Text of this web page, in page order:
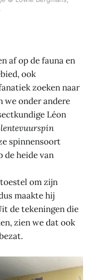
af op de fauna en
ook
zoeken naar
we onder andere
Léon
lentevuurspin
spinnensoort
de heide van
om zijn
maakte hij
de tekeningen die
zien we dat ook